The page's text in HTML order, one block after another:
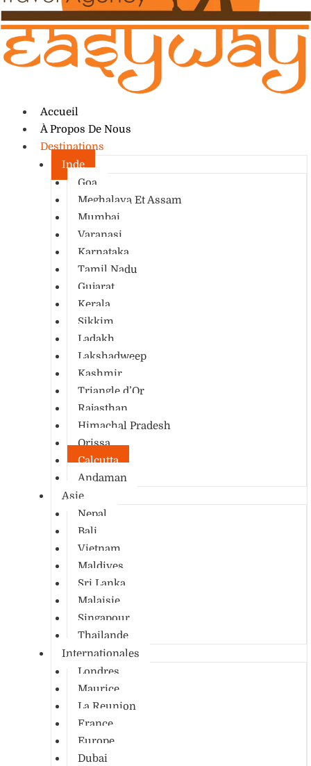
Accueil
À Propos De Nous
Destinations
Inde
Goa
Meghalaya Et Assam
Mumbai
Varanasi
Karnataka
Tamil Nadu
Gujarat
Kerala
Sikkim
Ladakh
Lakshadweep
Kashmir
Triangle d’Or
Rajasthan
Himachal Pradesh
Orissa
Calcutta
Andaman
Asie
Nepal
Bali
Vietnam
Maldives
Sri Lanka
Malaisie
Singapour
Thailande
Internationales
Londres
Maurice
La Reunion
France
Europe
Dubai